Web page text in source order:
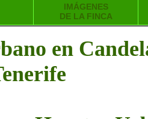
IMÁGENES
DE LA FINCA
en